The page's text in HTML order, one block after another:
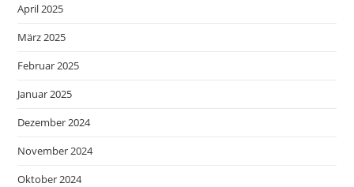
April 2025
März 2025
Februar 2025
Januar 2025
Dezember 2024
November 2024
Oktober 2024